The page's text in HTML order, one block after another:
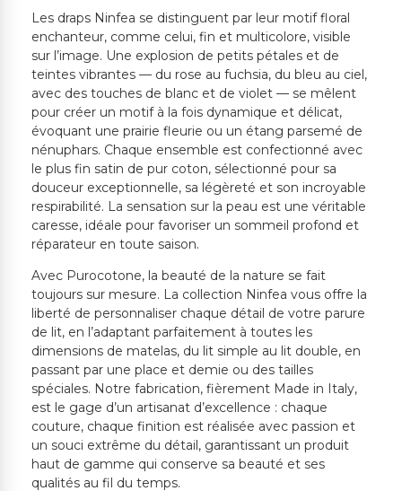
Les draps Ninfea se distinguent par leur motif floral
enchanteur, comme celui, fin et multicolore, visible
sur l’image. Une explosion de petits pétales et de
teintes vibrantes — du rose au fuchsia, du bleu au ciel,
avec des touches de blanc et de violet — se mêlent
pour créer un motif à la fois dynamique et délicat,
évoquant une prairie fleurie ou un étang parsemé de
nénuphars. Chaque ensemble est confectionné avec
le plus fin satin de pur coton, sélectionné pour sa
douceur exceptionnelle, sa légèreté et son incroyable
respirabilité. La sensation sur la peau est une véritable
caresse, idéale pour favoriser un sommeil profond et
réparateur en toute saison.
Avec Purocotone, la beauté de la nature se fait
toujours sur mesure. La collection Ninfea vous offre la
liberté de personnaliser chaque détail de votre parure
de lit, en l’adaptant parfaitement à toutes les
dimensions de matelas, du lit simple au lit double, en
passant par une place et demie ou des tailles
spéciales. Notre fabrication, fièrement Made in Italy,
est le gage d’un artisanat d’excellence : chaque
couture, chaque finition est réalisée avec passion et
un souci extrême du détail, garantissant un produit
haut de gamme qui conserve sa beauté et ses
qualités au fil du temps.